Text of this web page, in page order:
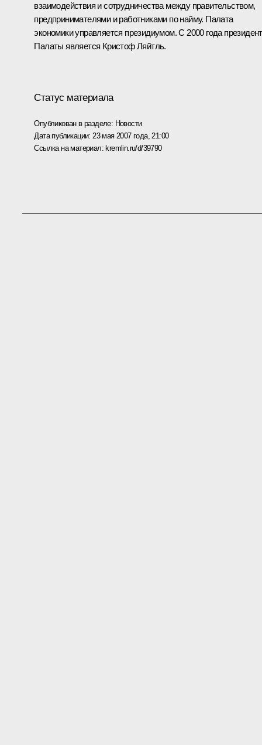
взаимодействия и сотрудничества между правительством,
предпринимателями и работниками по найму. Палата
экономики управляется президиумом. С 2000 года
Палаты является Кристоф Ляйтль.
Статус материала
Опубликован в разделе: Новости
Дата публикации: 23 мая 2007 года, 21:00
Ссылка на материал:kremlin.ru/d/39790